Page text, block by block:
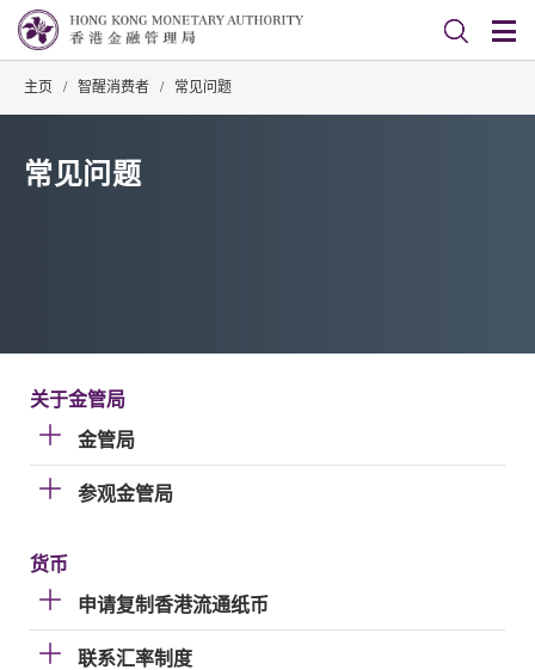
主页 / 智醒消费者 / 常见问题
常见问题
关于金管局
金管局
参观金管局
货币
申请复制香港流通纸币
联系汇率制度